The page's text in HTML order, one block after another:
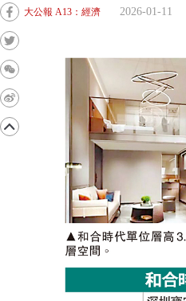
大公報 A13：經濟 2026-01-11